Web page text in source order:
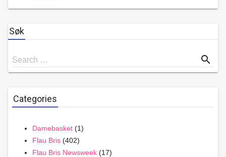
Søk
Search
for
Search … search
Categories
Damebasket (1)
Flau Bris (402)
Flau Bris Newsweek (17)